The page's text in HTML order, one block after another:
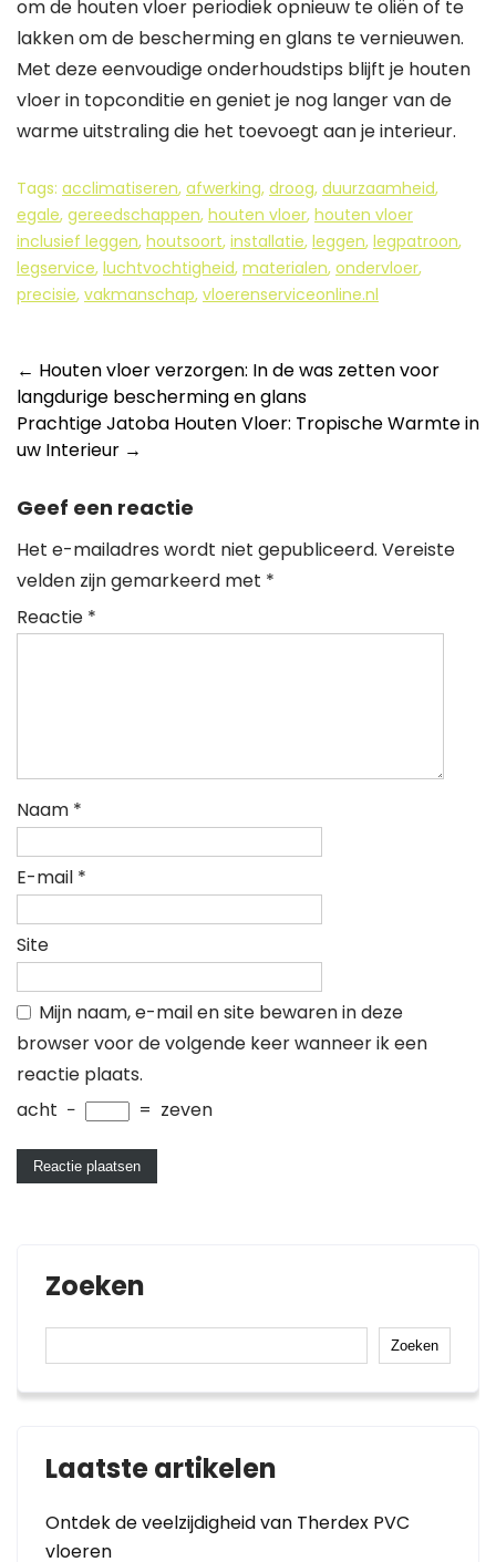
om de houten vloer periodiek opnieuw te oliën of te
lakken om de bescherming en glans te vernieuwen.
Met deze eenvoudige onderhoudstips blijft je houten
vloer in topconditie en geniet je nog langer van de
warme uitstraling die het toevoegt aan je interieur.
Tags: acclimatiseren, afwerking, droog, duurzaamheid,
egale, gereedschappen, houten vloer, houten vloer
inclusief leggen, houtsoort, installatie, leggen, legpatroon,
legservice, luchtvochtigheid, materialen, ondervloer,
precisie, vakmanschap, vloerenserviceonline.nl
Berichtnavigatie
← Houten vloer verzorgen: In de was zetten voor
langdurige bescherming en glans
Prachtige Jatoba Houten Vloer: Tropische Warmte in
uw Interieur →
Geef een reactie
Het e-mailadres wordt niet gepubliceerd. Vereiste
velden zijn gemarkeerd met *
Reactie *
Naam *
E-mail *
Site
Mijn naam, e-mail en site bewaren in deze
browser voor de volgende keer wanneer ik een
reactie plaats.
acht − = zeven
Zoeken
Zoeken
Laatste artikelen
Ontdek de veelzijdigheid van Therdex PVC
vloeren